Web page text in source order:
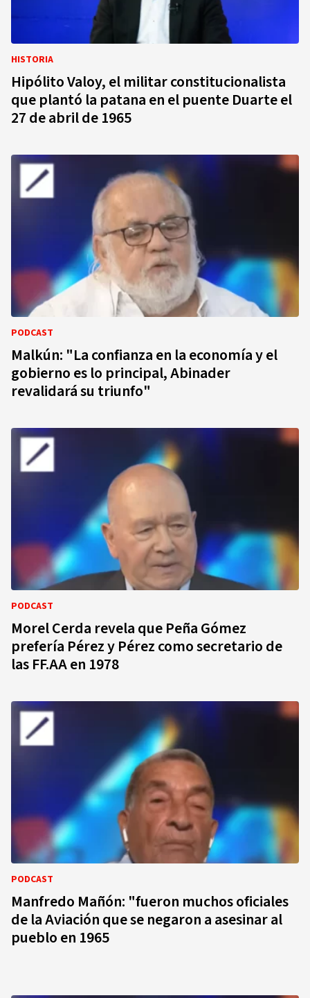
HISTORIA
Hipólito Valoy, el militar constitucionalista
que plantó la patana en el puente Duarte el
27 de abril de 1965
PODCAST
Malkún: "La confianza en la economía y el
gobierno es lo principal, Abinader
revalidará su triunfo"
PODCAST
Morel Cerda revela que Peña Gómez
prefería Pérez y Pérez como secretario de
las FF.AA en 1978
PODCAST
Manfredo Mañón: "fueron muchos oficiales
de la Aviación que se negaron a asesinar al
pueblo en 1965